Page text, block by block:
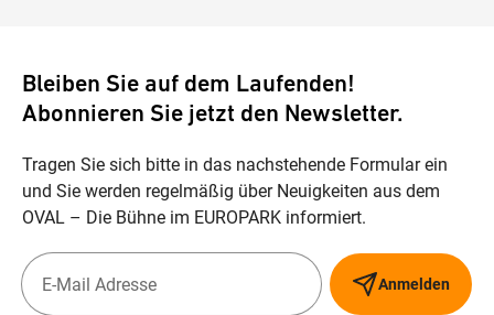
Bleiben Sie auf dem Laufenden!
Abonnieren Sie jetzt den Newsletter.
Tragen Sie sich bitte in das nachstehende Formular ein
und Sie werden regelmäßig über Neuigkeiten aus dem
OVAL – Die Bühne im EUROPARK informiert.
Anmelden